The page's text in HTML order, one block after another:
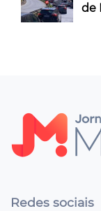
de
Redes sociais